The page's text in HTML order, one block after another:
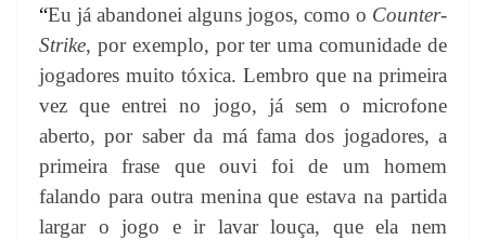
“Eu já abandonei alguns jogos, como o Counter-
Strike, por exemplo, por ter uma comunidade de
jogadores muito tóxica. Lembro que na primeira
vez que entrei no jogo, já sem o microfone
aberto, por saber da má fama dos jogadores, a
primeira frase que ouvi foi de um homem
falando para outra menina que estava na partida
largar o jogo e ir lavar louça, que ela nem